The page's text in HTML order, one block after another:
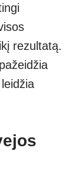
rezultatą.